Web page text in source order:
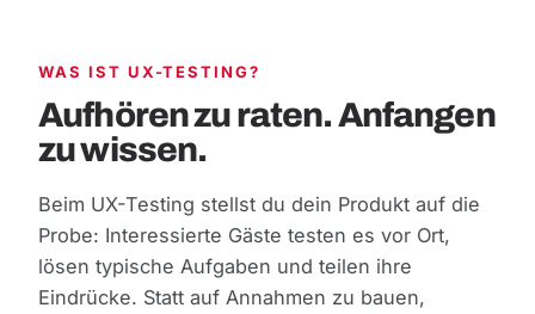
WAS IST UX-TESTING?
Aufhören zu raten. Anfangen
zu wissen.
Beim UX-Testing stellst du dein Produkt auf die
Probe: Interessierte Gäste testen es vor Ort,
lösen typische Aufgaben und teilen ihre
Eindrücke. Statt auf Annahmen zu bauen,